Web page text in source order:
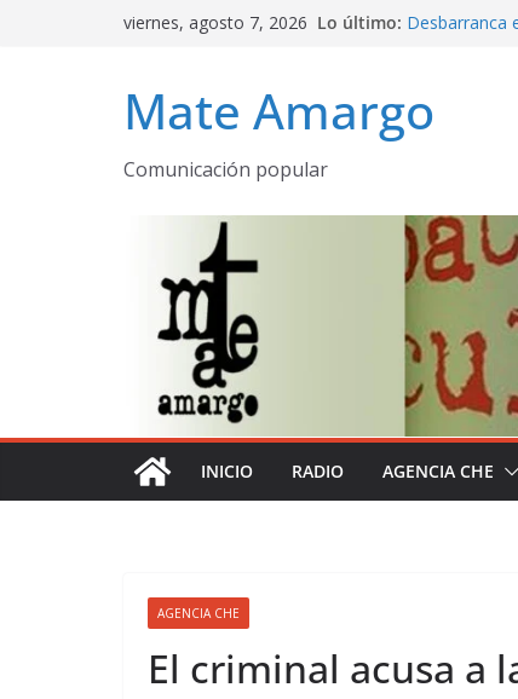
viernes, agosto 7, 2026 Lo último: Desbarranca
Mate amargo
Mate Amargo
Comunicación popular
INICIO RADIO AGENCIA CHE
AGENCIA CHE
El criminal acusa a